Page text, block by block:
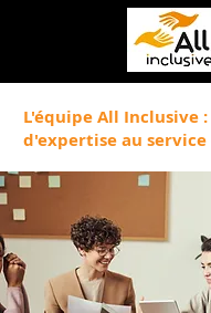
L'équipe All Inclusive
d'expertise au